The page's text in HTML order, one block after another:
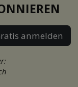
anmelden